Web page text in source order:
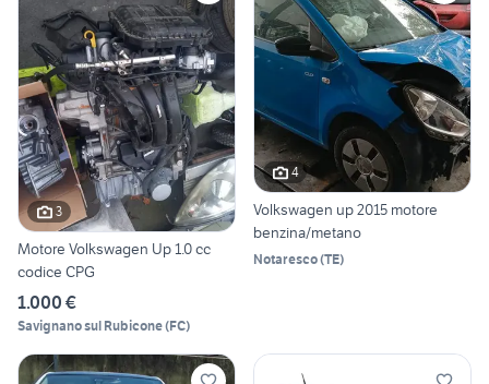
3
Motore Volkswagen Up 1.0 cc
codice CPG
1.000 €
Savignano sul Rubicone(FC)
4
Volkswagen up 2015 motore
benzina/metano
Notaresco(TE)